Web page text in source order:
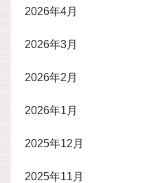
2026年4月
2026年3月
2026年2月
2026年1月
2025年12月
2025年11月